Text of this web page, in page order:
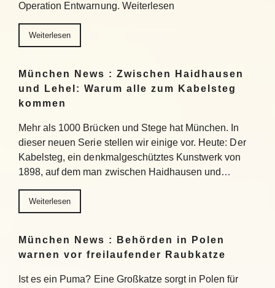
Operation Entwarnung. Weiterlesen
Weiterlesen
München News : Zwischen Haidhausen
und Lehel: Warum alle zum Kabelsteg
kommen
Mehr als 1000 Brücken und Stege hat München. In
dieser neuen Serie stellen wir einige vor. Heute: Der
Kabelsteg, ein denkmalgeschütztes Kunstwerk von
1898, auf dem man zwischen Haidhausen und…
Weiterlesen
München News : Behörden in Polen
warnen vor freilaufender Raubkatze
Ist es ein Puma? Eine Großkatze sorgt in Polen für